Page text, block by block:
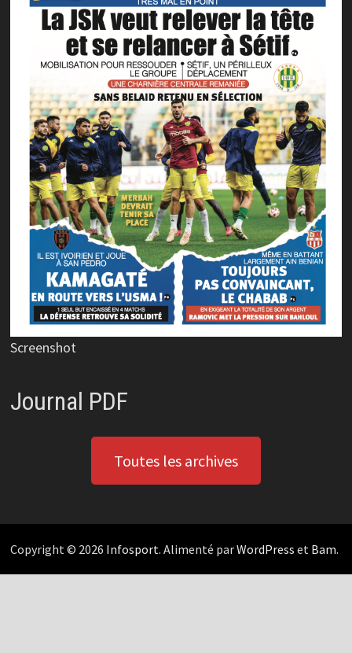
Screenshot
Journal PDF
Toutes les archives
Copyright © 2026 Infosport. Alimenté parWordPress et Bam.